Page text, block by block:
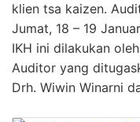
klien tsa kaizen.
Jumat, 18 – 19
IKH ini dilakukan
Auditor yang
Drh. Wiwin Winarni